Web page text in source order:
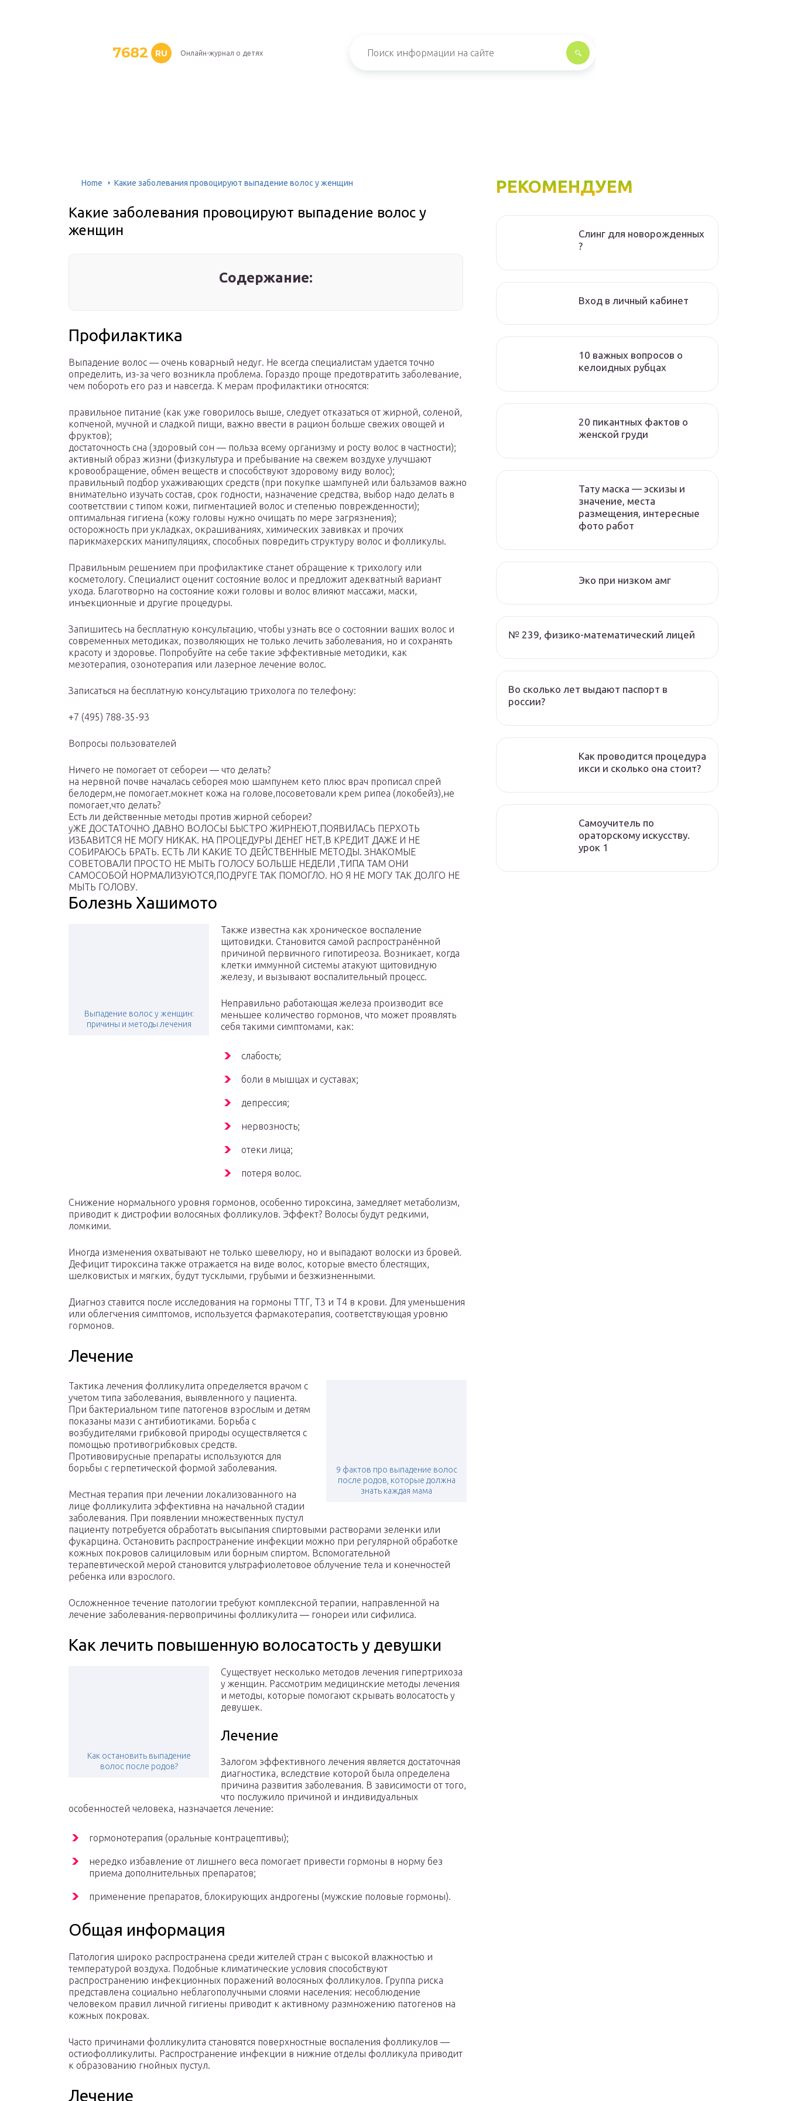
7682 RU Онлайн-журнал о детях
Home Какие заболевания провоцируют выпадение волос у женщин
Какие заболевания провоцируют выпадение волос у
женщин
Содержание:
Профилактика
Выпадение волос — очень коварный недуг. Не всегда специалистам удается точно
определить, из-за чего возникла проблема. Гораздо проще предотвратить заболевание,
чем побороть его раз и навсегда. К мерам профилактики относятся:
правильное питание (как уже говорилось выше, следует отказаться от жирной, соленой,
копченой, мучной и сладкой пищи, важно ввести в рацион больше свежих овощей и
фруктов);
достаточность сна (здоровый сон — польза всему организму и росту волос в частности);
активный образ жизни (физкультура и пребывание на свежем воздухе улучшают
кровообращение, обмен веществ и способствуют здоровому виду волос);
правильный подбор ухаживающих средств (при покупке шампуней или бальзамов важно
внимательно изучать состав, срок годности, назначение средства, выбор надо делать в
соответствии с типом кожи, пигментацией волос и степенью поврежденности);
оптимальная гигиена (кожу головы нужно очищать по мере загрязнения);
осторожность при укладках, окрашиваниях, химических завивках и прочих
парикмахерских манипуляциях, способных повредить структуру волос и фолликулы.
Правильным решением при профилактике станет обращение к трихологу или
косметологу. Специалист оценит состояние волос и предложит адекватный вариант
ухода. Благотворно на состояние кожи головы и волос влияют массажи, маски,
инъекционные и другие процедуры.
Запишитесь на бесплатную консультацию, чтобы узнать все о состоянии ваших волос и
современных методиках, позволяющих не только лечить заболевания, но и сохранять
красоту и здоровье. Попробуйте на себе такие эффективные методики, как
мезотерапия, озонотерапия или лазерное лечение волос.
Записаться на бесплатную консультацию трихолога по телефону:
+7 (495) 788-35-93
Вопросы пользователей
Ничего не помогает от себореи — что делать?
на нервной почве началась себорея мою шампунем кето плюс врач прописал спрей
белодерм,не помогает.мокнет кожа на голове,посоветовали крем рипеа (локобейз),не
помогает,что делать?
Есть ли действенные методы против жирной себореи?
уЖЕ ДОСТАТОЧНО ДАВНО ВОЛОСЫ БЫСТРО ЖИРНЕЮТ,ПОЯВИЛАСЬ ПЕРХОТЬ
ИЗБАВИТСЯ НЕ МОГУ НИКАК. НА ПРОЦЕДУРЫ ДЕНЕГ НЕТ,В КРЕДИТ ДАЖЕ И НЕ
СОБИРАЮСЬ БРАТЬ. ЕСТЬ ЛИ КАКИЕ ТО ДЕЙСТВЕННЫЕ МЕТОДЫ. ЗНАКОМЫЕ
СОВЕТОВАЛИ ПРОСТО НЕ МЫТЬ ГОЛОСУ БОЛЬШЕ НЕДЕЛИ ,ТИПА ТАМ ОНИ
САМОСОБОЙ НОРМАЛИЗУЮТСЯ,ПОДРУГЕ ТАК ПОМОГЛО. НО Я НЕ МОГУ ТАК ДОЛГО НЕ
МЫТЬ ГОЛОВУ.
Болезнь Хашимото
Выпадение волос у женщин:
причины и методы лечения
Также известна как хроническое воспаление
щитовидки. Становится самой распространённой
причиной первичного гипотиреоза. Возникает, когда
клетки иммунной системы атакуют щитовидную
железу, и вызывают воспалительный процесс.
Неправильно работающая железа производит все
меньшее количество гормонов, что может проявлять
себя такими симптомами, как:
слабость;
боли в мышцах и суставах;
депрессия;
нервозность;
отеки лица;
потеря волос.
Снижение нормального уровня гормонов, особенно тироксина, замедляет метаболизм,
приводит к дистрофии волосяных фолликулов. Эффект? Волосы будут редкими,
ломкими.
Иногда изменения охватывают не только шевелюру, но и выпадают волоски из бровей.
Дефицит тироксина также отражается на виде волос, которые вместо блестящих,
шелковистых и мягких, будут тусклыми, грубыми и безжизненными.
Диагноз ставится после исследования на гормоны ТТГ, T3 и T4 в крови. Для уменьшения
или облегчения симптомов, используется фармакотерапия, соответствующая уровню
гормонов.
Лечение
9 фактов про выпадение волос
после родов, которые должна
знать каждая мама
Тактика лечения фолликулита определяется врачом с
учетом типа заболевания, выявленного у пациента.
При бактериальном типе патогенов взрослым и детям
показаны мази с антибиотиками. Борьба с
возбудителями грибковой природы осуществляется с
помощью противогрибковых средств.
Противовирусные препараты используются для
борьбы с герпетической формой заболевания.
Местная терапия при лечении локализованного на
лице фолликулита эффективна на начальной стадии
заболевания. При появлении множественных пустул
пациенту потребуется обработать высыпания спиртовыми растворами зеленки или
фукарцина. Остановить распространение инфекции можно при регулярной обработке
кожных покровов салициловым или борным спиртом. Вспомогательной
терапевтической мерой становится ультрафиолетовое облучение тела и конечностей
ребенка или взрослого.
Осложненное течение патологии требуют комплексной терапии, направленной на
лечение заболевания-первопричины фолликулита — гонореи или сифилиса.
Как лечить повышенную волосатость у девушки
Как остановить выпадение
волос после родов?
Существует несколько методов лечения гипертрихоза
у женщин. Рассмотрим медицинские методы лечения
и методы, которые помогают скрывать волосатость у
девушек.
Лечение
Залогом эффективного лечения является достаточная
диагностика, вследствие которой была определена
причина развития заболевания. В зависимости от того,
что послужило причиной и индивидуальных
особенностей человека, назначается лечение:
гормонотерапия (оральные контрацептивы);
нередко избавление от лишнего веса помогает привести гормоны в норму без
приема дополнительных препаратов;
применение препаратов, блокирующих андрогены (мужские половые гормоны).
Общая информация
Патология широко распространена среди жителей стран с высокой влажностью и
температурой воздуха. Подобные климатические условия способствуют
распространению инфекционных поражений волосяных фолликулов. Группа риска
представлена социально неблагополучными слоями населения: несоблюдение
человеком правил личной гигиены приводит к активному размножению патогенов на
кожных покровах.
Часто причинами фолликулита становятся поверхностные воспаления фолликулов —
остиофолликулиты. Распространение инфекции в нижние отделы фолликула приводит
к образованию гнойных пустул.
Лечение
РЕКОМЕНДУЕМ
Слинг для новорожденных
?
Вход в личный кабинет
10 важных вопросов о
келоидных рубцах
20 пикантных фактов о
женской груди
Тату маска — эскизы и
значение, места
размещения, интересные
фото работ
Эко при низком амг
№ 239, физико-математический лицей
Во сколько лет выдают паспорт в
россии?
Как проводится процедура
икси и сколько она стоит?
Самоучитель по
ораторскому искусству.
урок 1